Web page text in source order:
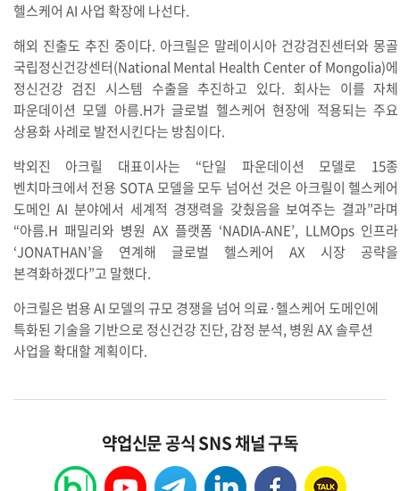
헬스케어 AI 사업 확장에 나선다.
해외 진출도 추진 중이다. 아크릴은 말레이시아 건강검진센터와 몽골
국립정신건강센터(National Mental Health Center of Mongolia)에
정신건강 검진 시스템 수출을 추진하고 있다. 회사는 이를 자체
파운데이션 모델 아름.H가 글로벌 헬스케어 현장에 적용되는 주요
상용화 사례로 발전시킨다는 방침이다.
박외진 아크릴 대표이사는 “단일 파운데이션 모델로 15종
벤치마크에서 전용 SOTA 모델을 모두 넘어선 것은 아크릴이 헬스케어
도메인 AI 분야에서 세계적 경쟁력을 갖췄음을 보여주는 결과”라며
“아름.H 패밀리와 병원 AX 플랫폼 ‘NADIA-ANE’, LLMOps 인프라
‘JONATHAN’을 연계해 글로벌 헬스케어 AX 시장 공략을
본격화하겠다”고 말했다.
아크릴은 범용 AI 모델의 규모 경쟁을 넘어 의료·헬스케어 도메인에
특화된 기술을 기반으로 정신건강 진단, 감정 분석, 병원 AX 솔루션
사업을 확대할 계획이다.
약업신문 공식 SNS 채널 구독